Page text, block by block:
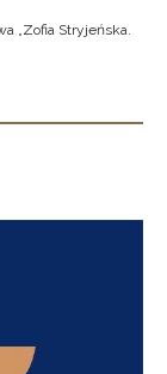
„Zofia Stryjeńska.